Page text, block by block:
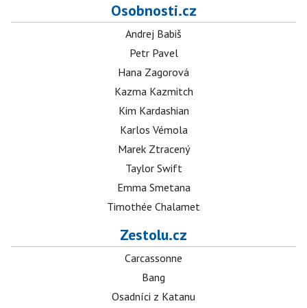
Osobnosti.cz
Andrej Babiš
Petr Pavel
Hana Zagorová
Kazma Kazmitch
Kim Kardashian
Karlos Vémola
Marek Ztracený
Taylor Swift
Emma Smetana
Timothée Chalamet
Zestolu.cz
Carcassonne
Bang
Osadníci z Katanu